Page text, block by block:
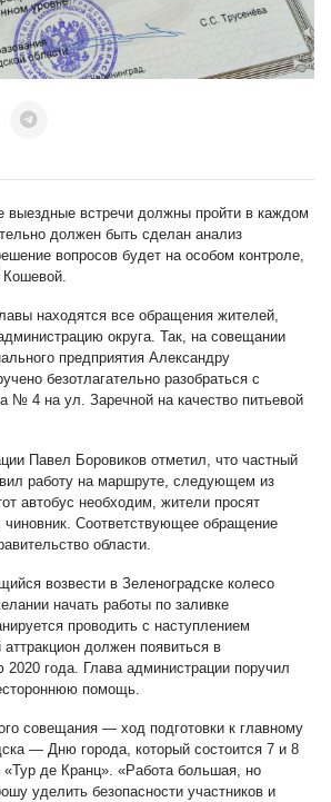
выездные встречи должны пройти в каждом
должен быть сделан анализ
вопросов будет на особом контроле,
находятся все обращения жителей,
округа. Так, на совещании
предприятия Александру
безотлагательно разобраться с
№ 4 на ул. Заречной на качество питьевой
Павел Боровиков отметил, что частный
работу на маршруте, следующем из
автобус необходим, жители просят
Соответствующее обращение
области.
возвести в Зеленоградске колесо
начать работы по заливке
проводить с наступлением
должен появиться в
года. Глава администрации поручил
помощь.
совещания — ход подготовки к главному
— Дню города, который состоится 7 и 8
«Тур де Кранц». «Работа большая, но
уделить безопасности участников и